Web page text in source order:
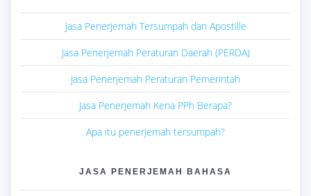
Jasa Penerjemah Tersumpah dan Apostille
Jasa Penerjemah Peraturan Daerah (PERDA)
Jasa Penerjemah Peraturan Pemerintah
Jasa Penerjemah Kena PPh Berapa?
Apa itu penerjemah tersumpah?
JASA PENERJEMAH BAHASA